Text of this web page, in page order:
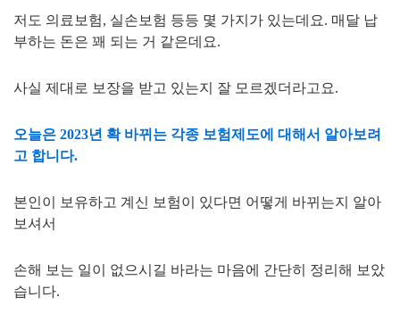
저도 의료보험, 실손보험 등등 몇 가지가 있는데요. 매달 납
부하는 돈은 꽤 되는 거 같은데요.
사실 제대로 보장을 받고 있는지 잘 모르겠더라고요.
오늘은 2023년 확 바뀌는 각종 보험제도에 대해서 알아보려
고 합니다.
본인이 보유하고 계신 보험이 있다면 어떻게 바뀌는지 알아
보셔서
손해 보는 일이 없으시길 바라는 마음에 간단히 정리해 보았
습니다.